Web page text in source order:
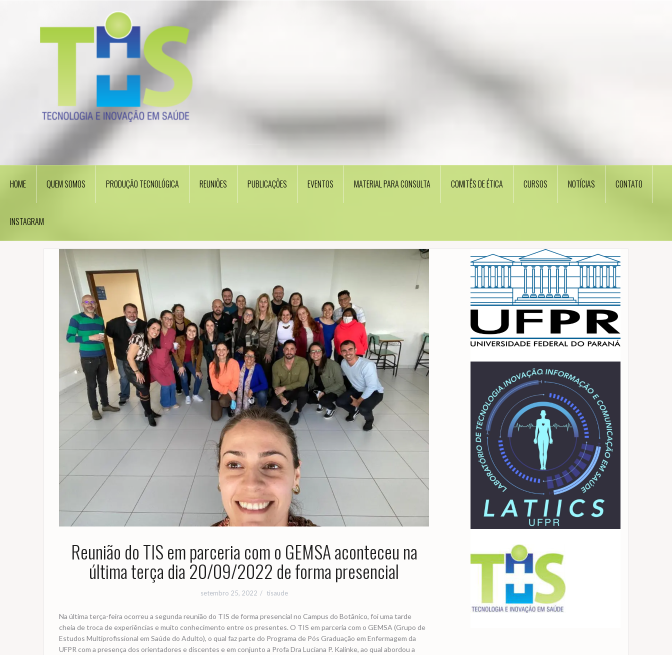
HOME QUEM SOMOS PRODUÇÃO TECNOLÓGICA REUNIÕES PUBLICAÇÕES EVENTOS MATERIAL PARA CONSULTA COMITÊS DE ÉTICA CURSOS NOTÍCIAS CONTATO
INSTAGRAM
Reunião do TIS em parceria com o GEMSA aconteceu na
última terça dia 20/09/2022 de forma presencial
setembro 25, 2022 tisaude
Na última terça-feira ocorreu a segunda reunião do TIS de forma presencial no Campus do Botânico, foi uma tarde
cheia de troca de experiências e muito conhecimento entre os presentes. O TIS em parceria com o GEMSA (Grupo de
Estudos Multiprofissional em Saúde do Adulto), o qual faz parte do Programa de Pós Graduação em Enfermagem da
UFPR com a presença dos orientadores e discentes e em conjunto a Profa Dra Luciana P. Kalinke, ao qual abordou a